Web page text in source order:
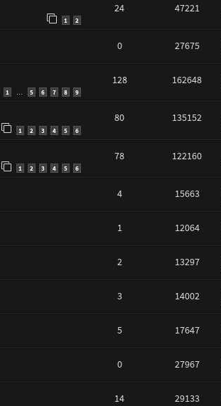
1 2
24 47221
0 27675
1 … 5 6 7 8 9
128 162648
1 2 3 4 5 6
80 135152
1 2 3 4 5 6
78 122160
4 15663
1 12064
2 13297
3 14002
5 17647
0 27967
14 29133